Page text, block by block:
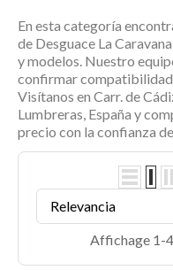
En esta categoría
de Desguace La Caravana
y modelos. Nuestro
confirmar
Visítanos en Carr. de
Lumbreras, España y
precio con la confianza
Relevancia
Affichage 1-